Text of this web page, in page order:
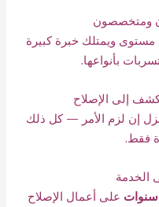
ويمتلك خبرة كبيرة
بأنواعها.
إن لزم الأمر — كل ذلك
فقط.
سنوات على أعمال الإصلاح